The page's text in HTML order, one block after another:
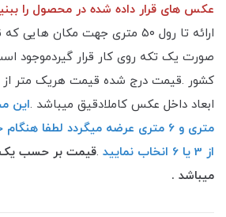
عکس های قرار داده شده در محصول را
ارائه تا رول ۵۰ متری جهت مکان
صورت یک تکه روی کار قرار گیردموجود
کشور .قیمت درج شده قیمت هریک متر
ابعاد داخل عکس کاملادقیق میباشد .
متری و 6 متری عرضه میگردد لطفا
از 3 یا 6 انخاب نمایید
.قیمت بر حسب یک
میباشد .